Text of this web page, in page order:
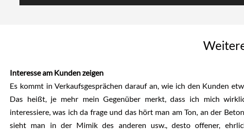
Player
Interesse am Kunden zeigen
Es kommt in Verkaufsgesprächen darauf an, wie ich den Kunden
Das heißt, je mehr mein Gegenüber merkt, dass ich mich
interessiere, was ich da frage und das hört man am Ton, an der
sieht man in der Mimik des anderen usw., desto offener,